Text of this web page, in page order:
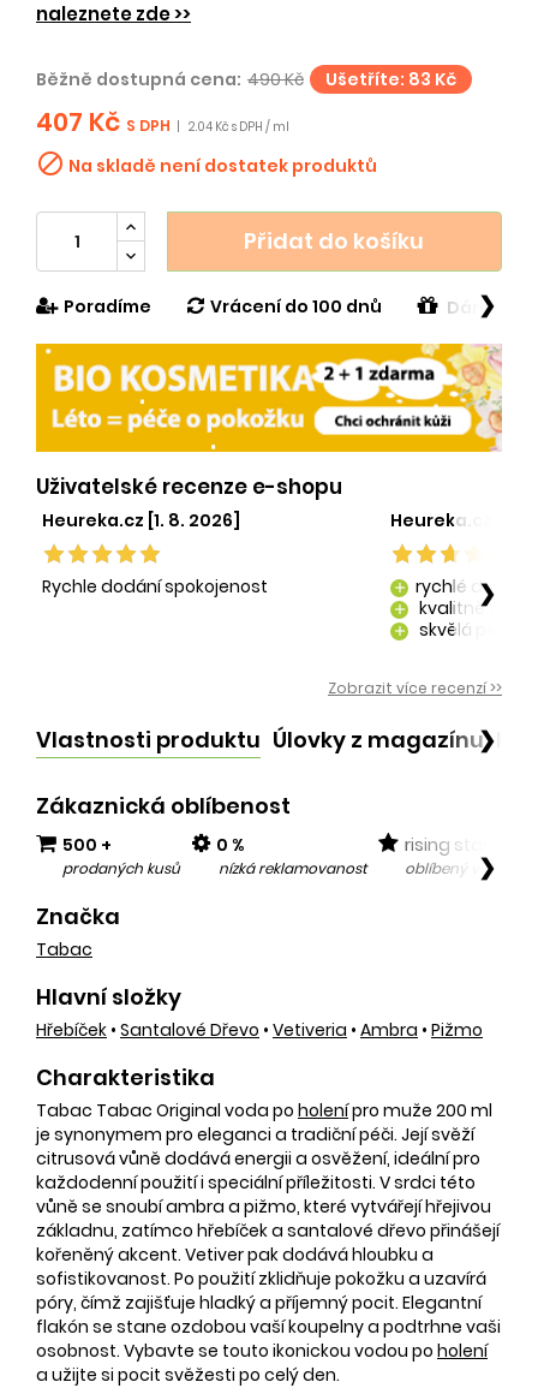
naleznete zde >>
Běžně dostupná cena: 490 Kč Ušetříte: 83 Kč
407 Kč S DPH 2.04 Kč s DPH / ml
 Na skladě není dostatek produktů
Přidat do košíku
Poradíme Vrácení do 100 dnů Dárek v
❯
Uživatelské recenze e-shopu
Heureka.cz [1. 8. 2026]
Rychle dodání spokojenost
Heureka.cz [29.
add rychlé dodání
add kvalitně
add skvělá péče o
❯
Zobrazit více recenzí >>
Vlastnosti produktu Úlovky z magazínu❯
Zákaznická oblíbenost
500 +
prodaných kusů
0 %
nízká reklamovanost
rising star
oblíbený v❯
Značka
Tabac
Hlavní složky
Hřebíček • Santalové Dřevo • Vetiveria • Ambra • Pižmo
Charakteristika
Tabac Tabac Original voda po holenípro muže 200 ml
je synonymem pro eleganci a tradiční péči. Její svěží
citrusová vůně dodává energii a osvěžení, ideální pro
každodenní použití i speciální příležitosti. V srdci této
vůně se snoubí ambra a pižmo, které vytvářejí hřejivou
základnu, zatímco hřebíček a santalové dřevo přinášejí
kořeněný akcent. Vetiver pak dodává hloubku a
sofistikovanost. Po použití zklidňuje pokožku a uzavírá
póry, čímž zajišťuje hladký a příjemný pocit. Elegantní
flakón se stane ozdobou vaší koupelny a podtrhne vaši
osobnost. Vybavte se touto ikonickou vodou po holení
a užijte si pocit svěžesti po celý den.